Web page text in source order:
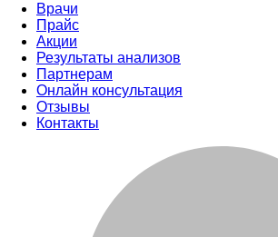
Врачи
Прайс
Акции
Результаты анализов
Партнерам
Онлайн консультация
Отзывы
Контакты